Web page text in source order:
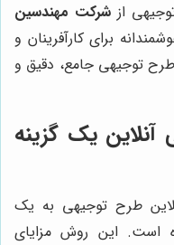
ازشرکت مهندسین
برای کارآفرینان و
طرح توجیهی جامع، دقیق و
یک گزینه
طرح توجیهی به یک
است. این روش مزایای